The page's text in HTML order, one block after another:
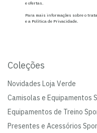
e ofertas.
Para mais informações sobre o
e a Política de Privacidade.
Coleções
Novidades Loja Verde
Camisolas e Equipamentos
Equipamentos de Treino
Presentes e Acessórios